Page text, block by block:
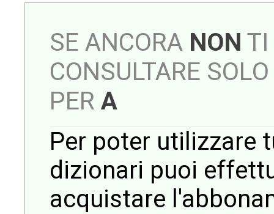
SE ANCORA NON TI
CONSULTARE
PER A
Per poter utilizzare
dizionari puoi
acquistare